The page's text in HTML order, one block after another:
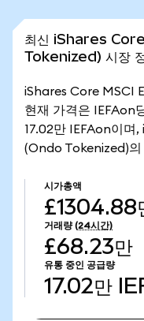
최신 iShares
Tokenized) 시장
iShares Core MSCI
현재 가격은 IEFAon
17.02만 IEFAon이며
(Ondo Tokenized)의
시가총액
£1304.88
거래량 (24시간)
£68.23만
유통 중인 공급량
17.02만